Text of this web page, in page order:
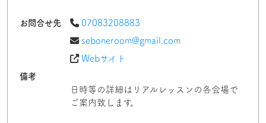
お問合せ先
07083208883
seboneroom@gmail.com
Webサイト
備考
日時等の詳細はリアルレッスンの各会場で
ご案内致します。